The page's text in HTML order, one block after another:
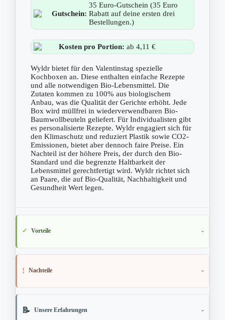
Gutschein:
35 Euro-Gutschein (35 Euro
Rabatt auf deine ersten drei
Bestellungen.)
Kosten pro Portion: ab 4,11 €
Wyldr bietet für den Valentinstag spezielle
Kochboxen an. Diese enthalten einfache Rezepte
und alle notwendigen Bio-Lebensmittel. Die
Zutaten kommen zu 100% aus biologischem
Anbau, was die Qualität der Gerichte erhöht. Jede
Box wird müllfrei in wiederverwendbaren Bio-
Baumwollbeuteln geliefert. Für Individualisten gibt
es personalisierte Rezepte. Wyldr engagiert sich für
den Klimaschutz und reduziert Plastik sowie CO2-
Emissionen, bietet aber dennoch faire Preise. Ein
Nachteil ist der höhere Preis, der durch den Bio-
Standard und die begrenzte Haltbarkeit der
Lebensmittel gerechtfertigt wird. Wyldr richtet sich
an Paare, die auf Bio-Qualität, Nachhaltigkeit und
Gesundheit Wert legen.
Vorteile
Nachteile
Unsere Erfahrungen